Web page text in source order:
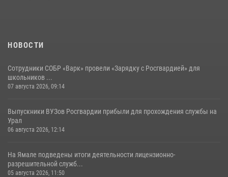
НОВОСТИ
Сотрудники СОБР «Варк» провели «Зарядку с Росгвардией» для
школьников ...
07 августа 2026, 09:14
Выпускники ВУЗов Росгвардии прибыли для прохождения службы на
Урал
06 августа 2026, 12:14
На Ямале подведены итоги деятельности лицензионно-
разрешительной служб...
05 августа 2026, 11:50